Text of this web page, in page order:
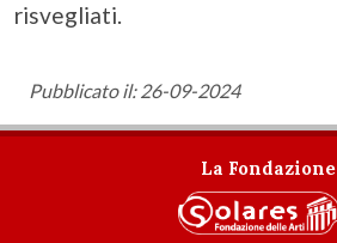
risvegliati.
Pubblicato il: 26-09-2024
La Fondazione